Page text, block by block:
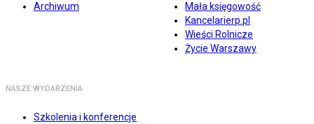
Archiwum
Mała księgowość
Kancelarierp.pl
Wieści Rolnicze
Życie Warszawy
NASZE WYDARZENIA
Szkolenia i konferencje